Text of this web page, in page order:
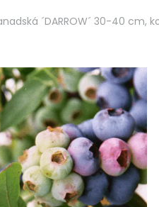
´DARROW´ 30-40 cm,